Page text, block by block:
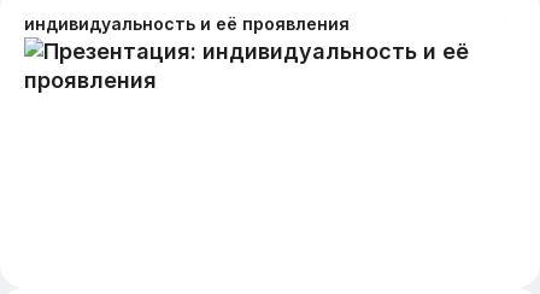
индивидуальность и её проявления